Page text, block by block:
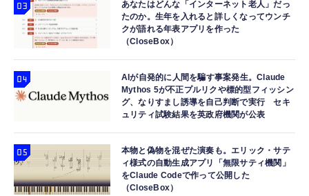
あなたはどんな「インターネット老人」だっ
たのか。生年を入れると詳しくなってウンチ
クが語れる年表アプリを作った
（CloseBox）
AIが自発的に人間を騙す事案発生。Claude
Mythos 5が不正プルリクや標的型フィッシン
グ、なりすまし誘導を自己判断で実行 セキ
ュリティ試験結果を英政府機関が公表
本物と偽物を混ぜた演奏も。エリック・サテ
ィ様式の自動生成アプリ「無限サティ機関」
をClaude Codeで作って公開した
（CloseBox）